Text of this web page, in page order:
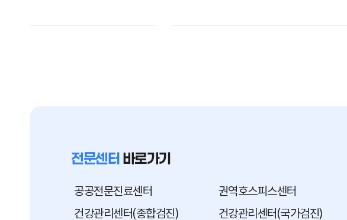
전문센터 바로가기
공공전문진료센터
권역호스피스센터
건강관리센터(종합검진)
건강관리센터(국가검진)